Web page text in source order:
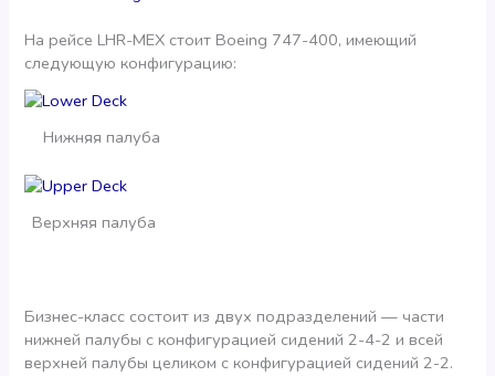
На рейсе LHR-MEX стоит Boeing 747-400, имеющий
следующую конфигурацию:
Нижняя палуба
Верхняя палуба
Бизнес-класс состоит из двух подразделений — части
нижней палубы с конфигурацией сидений 2-4-2 и всей
верхней палубы целиком с конфигурацией сидений 2-2.